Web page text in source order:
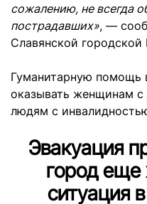
сожалению, не всегда
пострадавших», —
Славянской
Гуманитарную помощь
оказывать женщинам
людям с
Эвакуация
город еще
ситуация